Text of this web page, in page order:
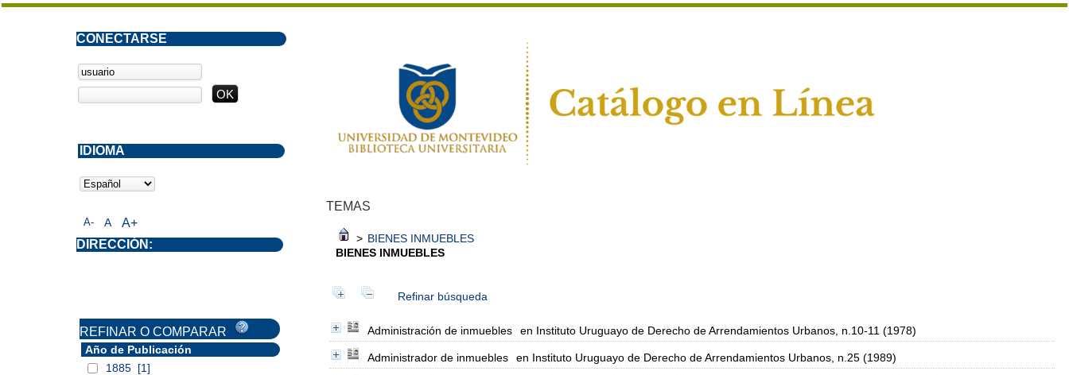
TEMAS
> BIENES INMUEBLES
BIENES INMUEBLES
Refinar búsqueda
Administración de inmuebles en Instituto Uruguayo de Derecho de Arrendamientos Urbanos, n.10-11 (1978)
Administrador de inmuebles en Instituto Uruguayo de Derecho de Arrendamientos Urbanos, n.25 (1989)
A- A A+
CONECTARSE
DIRECCIÓN:
IDIOMA
REFINAR O COMPARAR
Año de Publicación
1885 [1]